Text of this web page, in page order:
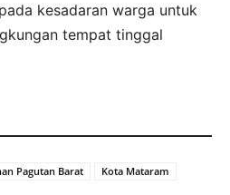
kesadaran warga untuk
tempat tinggal
Pagutan Barat Kota Mataram